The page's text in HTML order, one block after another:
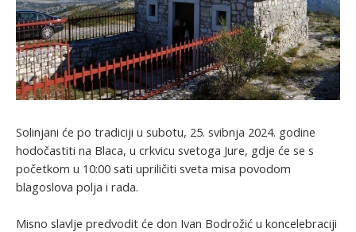
Solinjani će po tradiciji u subotu, 25. svibnja 2024. godine
hodočastiti na Blaca, u crkvicu svetoga Jure, gdje će se s
početkom u 10:00 sati upriličiti sveta misa povodom
blagoslova polja i rada.
Misno slavlje predvodit će don Ivan Bodrožić u koncelebraciji